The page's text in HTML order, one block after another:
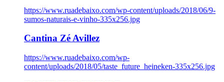
https://www.ruadebaixo.com/wp-content/uploads/2018/06/9-
sumos-naturais-e-vinho-335x256.jpg
Cantina Zé Avillez
https://www.ruadebaixo.com/wp-
content/uploads/2018/05/taste_future_heineken-335x256.jpg